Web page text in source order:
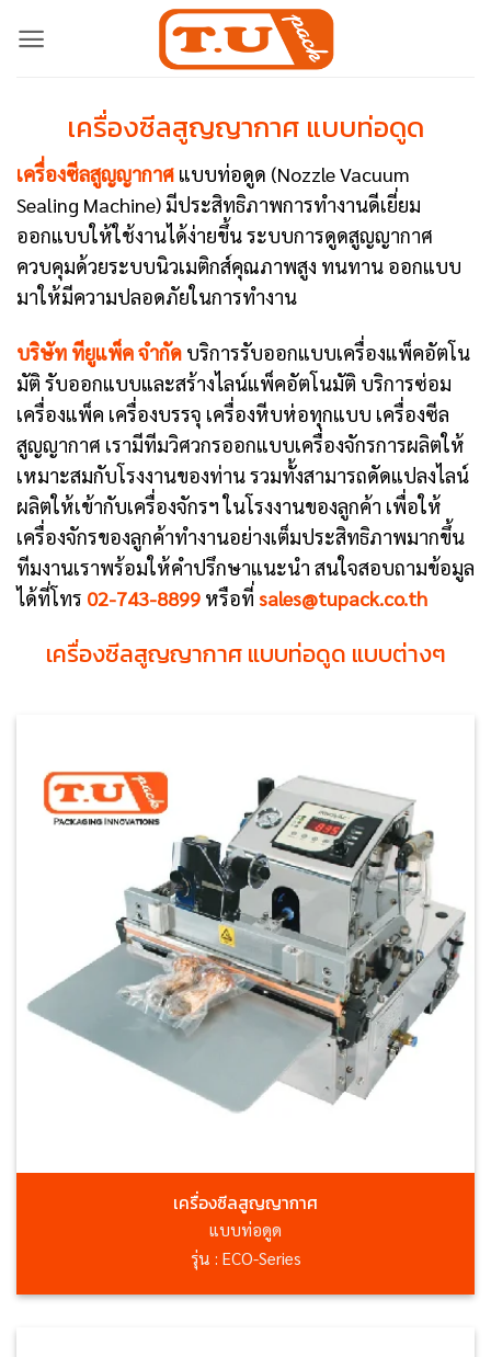
เครื่องซีลสูญญากาศ แบบท่อดูด
เครื่องซีลสูญญากาศ แบบท่อดูด (Nozzle Vacuum
Sealing Machine) มีประสิทธิภาพการทำงานดีเยี่ยม
ออกแบบให้ใช้งานได้ง่ายขึ้น ระบบการดูดสูญญากาศ
ควบคุมด้วยระบบนิวเมติกส์คุณภาพสูง ทนทาน ออกแบบ
มาให้มีความปลอดภัยในการทำงาน
บริษัท ทียูแพ็ค จำกัด บริการรับออกแบบเครื่องแพ็คอัตโน
มัติ รับออกแบบและสร้างไลน์แพ็คอัตโนมัติ บริการซ่อม
เครื่องแพ็ค เครื่องบรรจุ เครื่องหีบห่อทุกแบบ เครื่องซีล
สูญญากาศ เรามีทีมวิศวกรออกแบบเครื่องจักรการผลิตให้
เหมาะสมกับโรงงานของท่าน รวมทั้งสามารถดัดแปลงไลน์
ผลิตให้เข้ากับเครื่องจักรฯ ในโรงงานของลูกค้า เพื่อให้
เครื่องจักรของลูกค้าทำงานอย่างเต็มประสิทธิภาพมากขึ้น
ทีมงานเราพร้อมให้คำปรึกษาแนะนำ สนใจสอบถามข้อมูล
ได้ที่โทร 02-743-8899 หรือที่ sales@tupack.co.th
เครื่องซีลสูญญากาศ แบบท่อดูด แบบต่างๆ
เครื่องซีลสูญญากาศ
แบบท่อดูด
รุ่น : ECO-Series